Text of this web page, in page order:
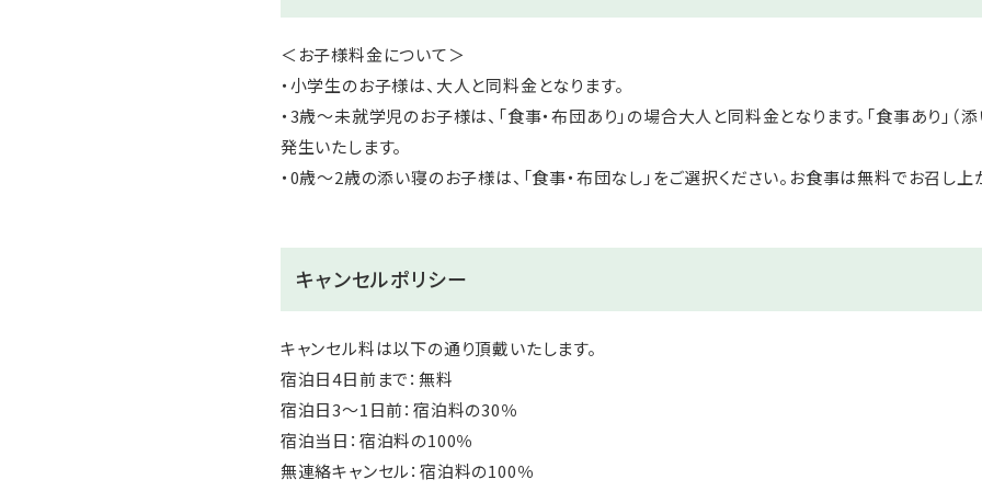
＜お子様料金について＞
・小学生のお子様は、大人と同料金となります。
・3歳～未就学児のお子様は、「食事・布団あり」の場合大人と同料金となります。「食事あり」
発生いたします。
・0歳～2歳の添い寝のお子様は、「食事・布団なし」をご選択ください。お食事は無料でお召し上
キャンセルポリシー
キャンセル料は以下の通り頂戴いたします。
宿泊日4日前まで：無料
宿泊日3～1日前：宿泊料の30％
宿泊当日：宿泊料の100％
無連絡キャンセル：宿泊料の100％